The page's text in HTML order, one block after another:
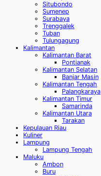
Situbondo
Sumenep
Surabaya
Trenggalek
Tuban
Tulungagung
Kalimantan
Kalimantan Barat
Pontianak
Kalimantan Selatan
Banjar Masin
Kalimantan Tengah
Palangkaraya
Kalimantan Timur
Samarinda
Kalimantan Utara
Tarakan
Kepulauan Riau
Kuliner
Lampung
Lampung Tengah
Maluku
Ambon
Buru